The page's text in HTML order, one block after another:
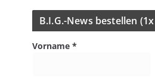
n
i
B.I.G.-News bestel­len
Vorname *